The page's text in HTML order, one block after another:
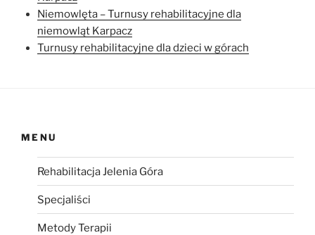
Niemowlęta – Turnusy rehabilitacyjne dla
niemowląt Karpacz
Turnusy rehabilitacyjne dla dzieci w górach
MENU
Rehabilitacja Jelenia Góra
Specjaliści
Metody Terapii